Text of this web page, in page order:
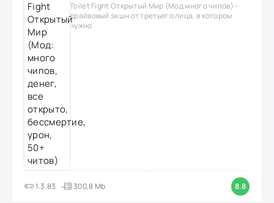
Toilet Fight Открытый Мир (Мод много чипов) -
драйвовый экшн от третьего лица, в котором
нужно
1.3.83 300,8 Mb 8.8